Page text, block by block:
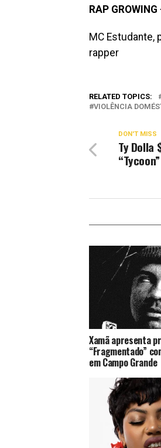
RAP
MC Estudante,
rapper
RELATED TOPICS:
VIOLÊNCIA
DON'T MISS
Ty Dolla
Xamã apresenta
“Fragmentado”
em Campo Grande